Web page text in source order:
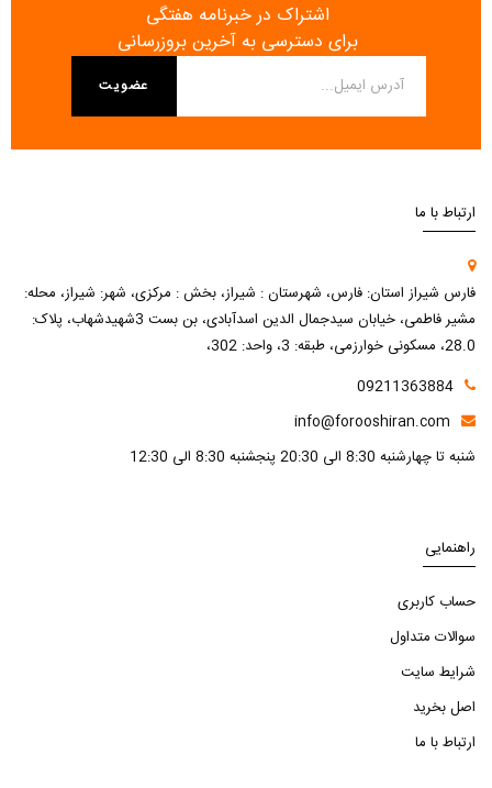
اشتراک در خبرنامه هفتگی
برای دسترسی به آخرین بروزرسانی
ارتباط با ما
فارس شیراز استان: فارس، شهرستان : شیراز، بخش : مرکزی، شهر: شیراز، محله:
مشیر فاطمی، خیابان سیدجمال الدین اسدآبادی، بن بست 3شهیدشهاب، پلاک:
28.0، مسکونی خوارزمی، طبقه: 3، واحد: 302،
09211363884
info@forooshiran.com
شنبه تا چهارشنبه 8:30 الی 20:30 پنجشنبه 8:30 الی 12:30
راهنمایی
حساب کاربری
سوالات متداول
شرایط سایت
اصل بخرید
ارتباط با ما